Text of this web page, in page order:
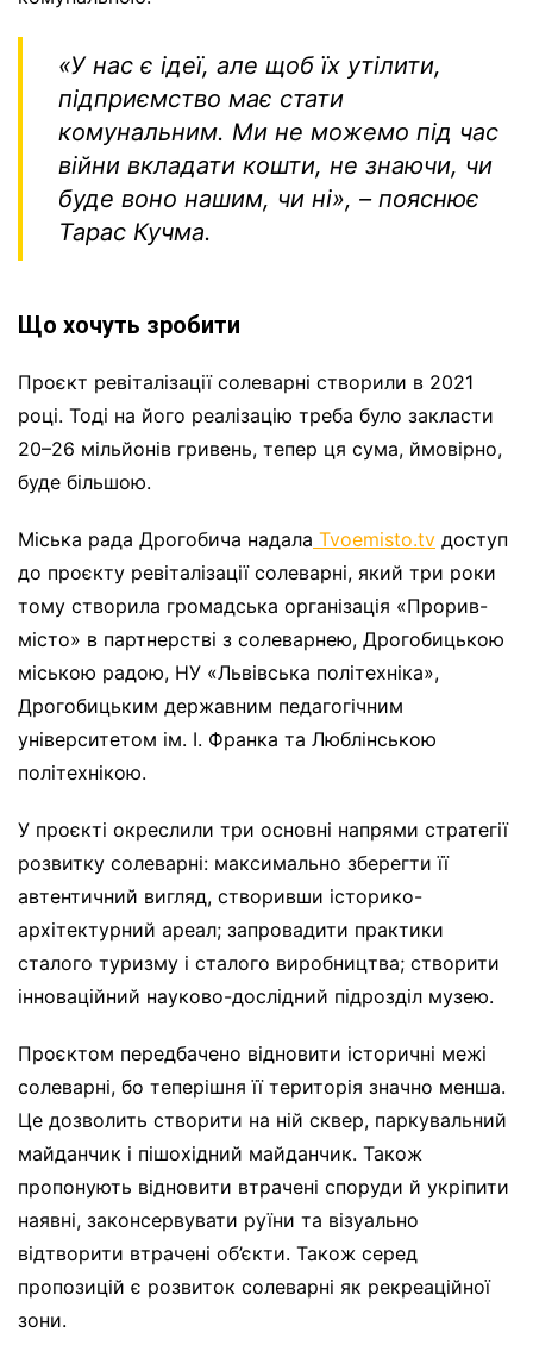
«У нас є ідеї, але щоб їх утілити,
підприємство має стати
комунальним. Ми не можемо під час
війни вкладати кошти, не знаючи, чи
буде воно нашим, чи ні», – пояснює
Тарас Кучма.
Що хочуть зробити
Проєкт ревіталізації солеварні створили в 2021
році. Тоді на його реалізацію треба було закласти
20–26 мільйонів гривень, тепер ця сума, ймовірно,
буде більшою.
Міська рада Дрогобича надала Tvoemisto.tv доступ
до проєкту ревіталізації солеварні, який три роки
тому створила громадська організація «Прорив-
місто» в партнерстві з солеварнею, Дрогобицькою
міською радою, НУ «Львівська політехніка»,
Дрогобицьким державним педагогічним
університетом ім. І. Франка та Люблінською
політехнікою.
У проєкті окреслили три основні напрями стратегії
розвитку солеварні: максимально зберегти її
автентичний вигляд, створивши історико-
архітектурний ареал; запровадити практики
сталого туризму і сталого виробництва; створити
інноваційний науково-дослідний підрозділ музею.
Проєктом передбачено відновити історичні межі
солеварні, бо теперішня її територія значно менша.
Це дозволить створити на ній сквер, паркувальний
майданчик і пішохідний майданчик. Також
пропонують відновити втрачені споруди й укріпити
наявні, законсервувати руїни та візуально
відтворити втрачені об’єкти. Також серед
пропозицій є розвиток солеварні як рекреаційної
зони.